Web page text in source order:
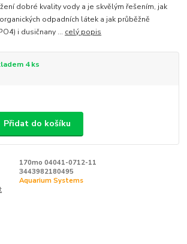
dobré kvality vody a je skvělým řešením, jak
odpadních látek a jak průběžně
i dusičnany ... celý popis
4 ks
Přidat do košíku
170mo 04041-0712-11
3443982180495
Aquarium Systems